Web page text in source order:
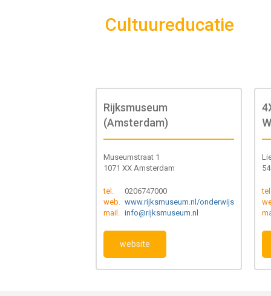
Cultuureducatie
Rijksmuseum
(Amsterdam)
Museumstraat 1
1071 XX Amsterdam
tel.
0206747000
web. www.rijksmuseum.nl/onderwijs
mail. info@rijksmuseum.nl
website